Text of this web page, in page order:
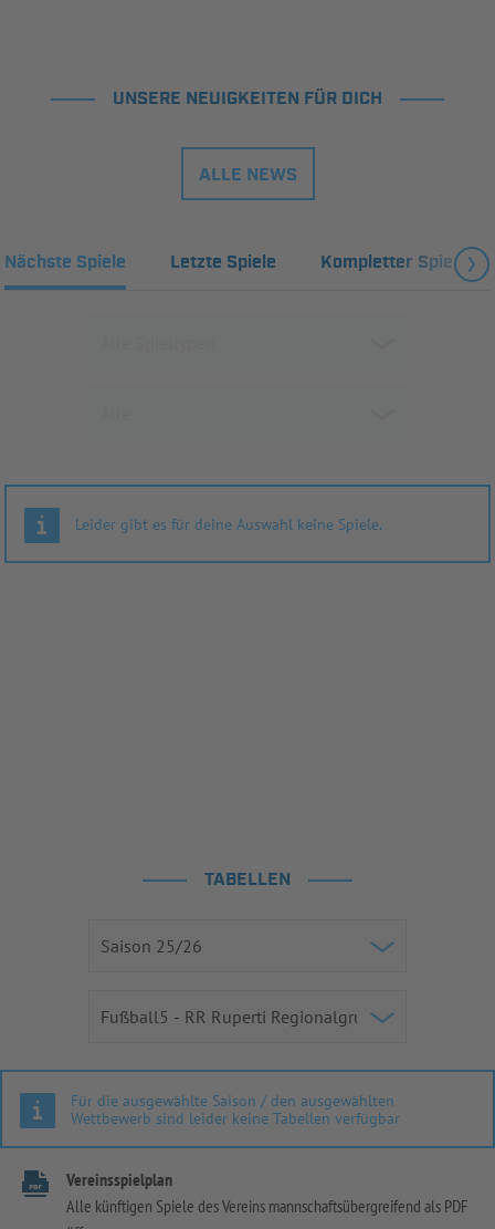
UNSERE NEUIGKEITEN FÜR DICH
ALLE NEWS
Nächste Spiele Letzte Spiele Kompletter Spielplan
Leider gibt es für deine Auswahl keine Spiele.
TABELLEN
Für die ausgewählte Saison / den ausgewählten
Wettbewerb sind leider keine Tabellen verfügbar
Vereinsspielplan
Alle künftigen Spiele des Vereins mannschaftsübergreifend als PDF